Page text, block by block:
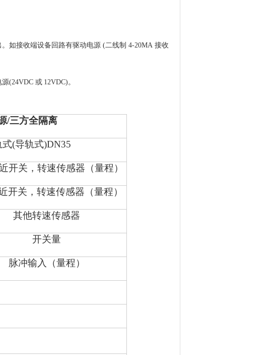
如接收端设备回路有驱动电源 (二线制 4-20MA 接收
源(24VDC 或 12VDC)。
方全隔离
式(导轨式)DN35
开关，转速传感器（量程）
开关，转速传感器（量程）
其他转速传感器
开关量
脉冲输入（量程）